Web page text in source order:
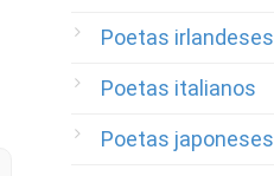
Poetas irlandeses
Poetas italianos
Poetas japoneses